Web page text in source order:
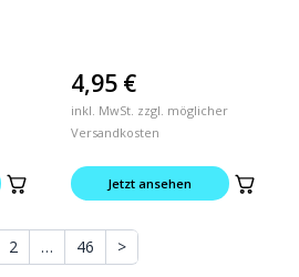
4,95 €
inkl. MwSt. zzgl. möglicher
Versandkosten
Jetzt ansehen
2 … 46 >